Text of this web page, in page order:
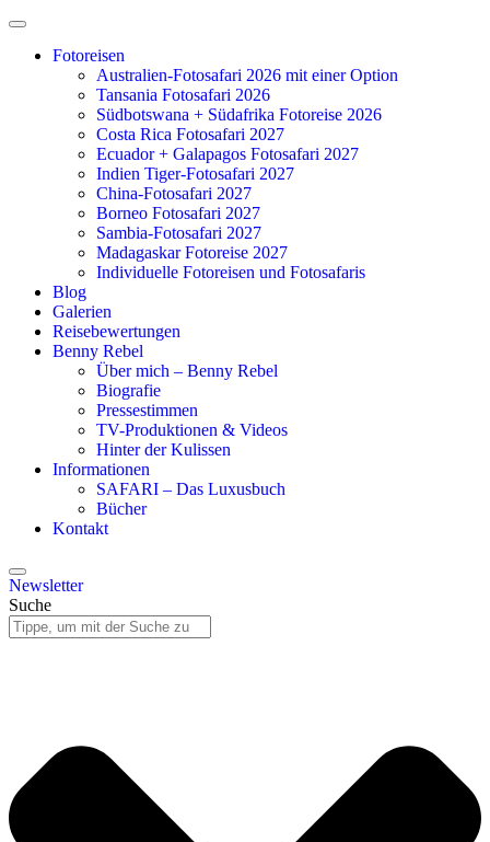
Zum
springenFotoreisen
Australien-Fotosafari 2026 mit einer Option
Tansania Fotosafari 2026
Südbotswana + Südafrika Fotoreise 2026
Costa Rica Fotosafari 2027
Ecuador + Galapagos Fotosafari 2027
Indien Tiger-Fotosafari 2027
China-Fotosafari 2027
Borneo Fotosafari 2027
Sambia-Fotosafari 2027
Madagaskar Fotoreise 2027
Individuelle Fotoreisen und Fotosafaris
Blog
Galerien
Reisebewertungen
Benny Rebel
Über mich – Benny Rebel
Biografie
Pressestimmen
TV-Produktionen & Videos
Hinter der Kulissen
Informationen
SAFARI – Das Luxusbuch
Bücher
Kontakt
Newsletter
Suche